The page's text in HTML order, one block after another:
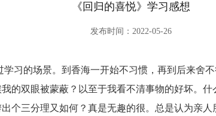
《回归的喜悦》学习感想
发布时间：2022-05-26
习的场景。到香海一开始不习惯，再到后来舍
的双眼被蒙蔽？以至于我看不清事物的好坏。
个三分理又如何？真是无趣的很。总是认为亲